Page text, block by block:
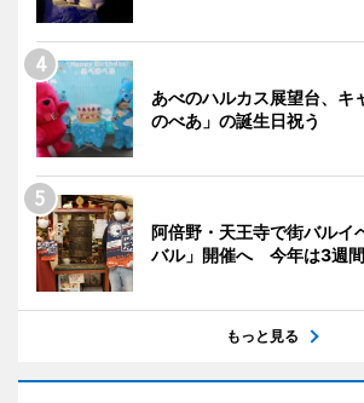
あべのハルカス展望台、キ
のべあ」の誕生日祝う
阿倍野・天王寺で街バルイ
バル」開催へ 今年は3週間
もっと見る